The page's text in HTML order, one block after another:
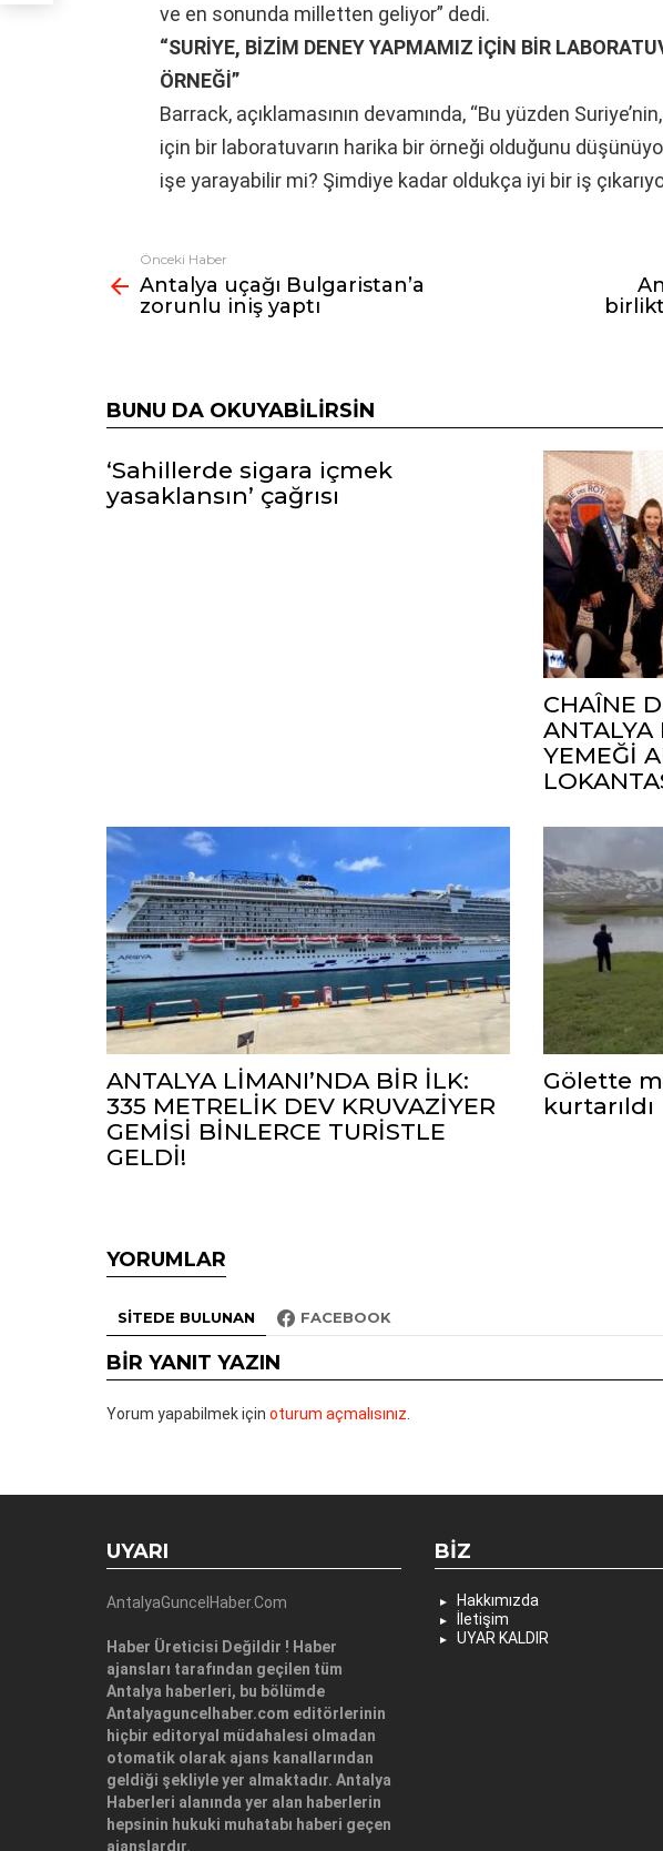
ve en sonunda milletten geliyor” dedi.
“SURİYE, BİZİM DENEY YAPMAMIZ İÇİN BİR
ÖRNEĞİ”
Barrack, açıklamasının devamında, “Bu yüzden
için bir laboratuvarın harika bir örneği olduğunu
işe yarayabilir mi? Şimdiye kadar oldukça iyi bir iş
Fazlasına
bak
Önceki Haber
Antalya uçağı Bulgaristan’a
zorunlu iniş yaptı
BUNU DA OKUYABILIRSIN
‘Sahillerde sigara içmek
yasaklansın’ çağrısı
CHAÎNE
ANTALYA
YEMEĞİ
ANTALYA LİMANI’NDA BİR İLK:
335 METRELİK DEV KRUVAZİYER
GEMİSİ BİNLERCE TURİSTLE
GELDİ!
Gölette
kurtarıldı
YORUMLAR
SITEDE BULUNAN FACEBOOK
BIR YANIT YAZIN
Yorum yapabilmek için oturum açmalısınız
UYARI
AntalyaGuncelHaber.Com
Haber Üreticisi Değildir ! Haber
ajansları tarafından geçilen tüm
Antalya haberleri, bu bölümde
Antalyaguncelhaber.com editörlerinin
hiçbir editoryal müdahalesi olmadan
otomatik olarak ajans kanallarından
geldiği şekliyle yer almaktadır. Antalya
Haberleri alanında yer alan haberlerin
hepsinin hukuki muhatabı haberi geçen
ajanslardır.
BIZ
Hakkımızda
İletişim
UYAR KALDIR